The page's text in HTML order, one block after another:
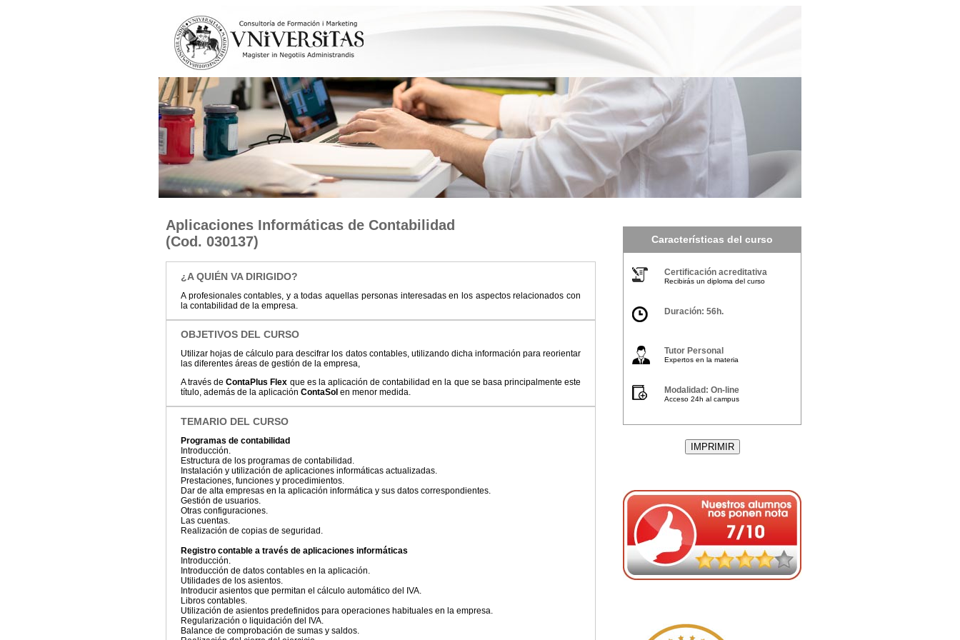
Aplicaciones Informáticas de Contabilidad
(Cod. 030137)
¿A QUIÉN VA DIRIGIDO?
A profesionales contables, y a todas aquellas personas interesadas en los aspectos relacionados con
la contabilidad de la empresa.
OBJETIVOS DEL CURSO
Utilizar hojas de cálculo para descifrar los datos contables, utilizando dicha información para reorientar
las diferentes áreas de gestión de la empresa,
A través deContaPlus Flex que es la aplicación de contabilidad en la que se basa principalmente este
título, además de la aplicación ContaSol en menor medida.
TEMARIO DEL CURSO
Programas de contabilidad
Introducción.
Estructura de los programas de contabilidad.
Instalación y utilización de aplicaciones informáticas actualizadas.
Prestaciones, funciones y procedimientos.
Dar de alta empresas en la aplicación informática y sus datos correspondientes.
Gestión de usuarios.
Otras configuraciones.
Las cuentas.
Realización de copias de seguridad.
Registro contable a través de aplicaciones informáticas
Introducción.
Introducción de datos contables en la aplicación.
Utilidades de los asientos.
Introducir asientos que permitan el cálculo automático del IVA.
Libros contables.
Utilización de asientos predefinidos para operaciones habituales en la empresa.
Regularización o liquidación del IVA.
Balance de comprobación de sumas y saldos.
Características del curso
Certificación acreditativa
Recibirás un diploma del curso
Duración: 56h.
Tutor Personal
Expertos en la materia
Modalidad: On-line
Acceso 24h al campus